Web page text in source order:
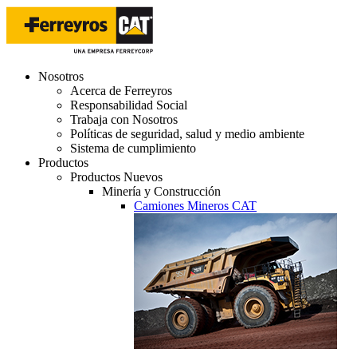
Nosotros
Acerca de Ferreyros
Responsabilidad Social
Trabaja con Nosotros
Políticas de seguridad, salud y medio ambiente
Sistema de cumplimiento
Productos
Productos Nuevos
Minería y Construcción
Camiones Mineros CAT